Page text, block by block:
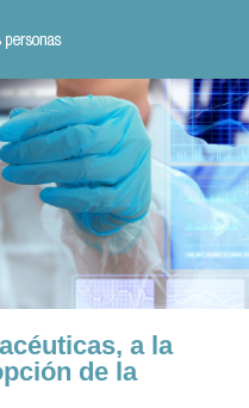
a la
de la